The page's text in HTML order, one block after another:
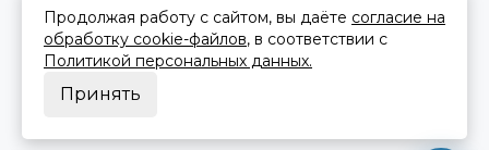
Сделано вMOSK.STUDIOдля платформыInSales
Продолжая работу с сайтом, вы даёте согласие на
обработку cookie-файлов, в соответствии с
Политикой персональных данных.
Принять